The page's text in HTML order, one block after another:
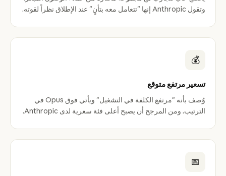
وتقول Anthropic إنها "تتعامل معه بتأنٍ" عند الإطلاق نظراً لقوته.
💰
تسعير مرتفع متوقع
وُصف بأنه "مرتفع الكلفة في التشغيل" ويأتي فوق Opus في
الترتيب. ومن المرجح أن يصبح أعلى فئة سعرية لدى Anthropic.
📅